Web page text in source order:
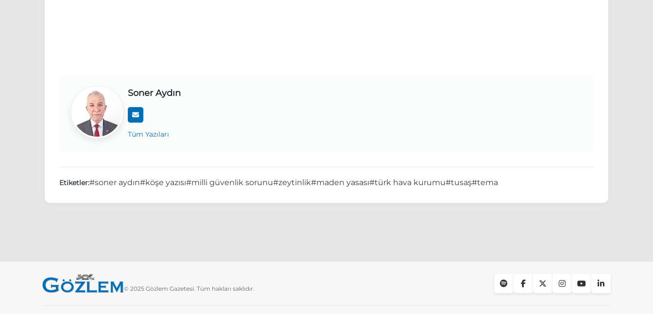
Soner Aydın
Tüm Yazıları
Etiketler:#soner aydın#köşe yazısı#milli güvenlik sorunu#zeytinlik#maden yasası#türk hava kurumu#tusaş#tema
© 2025 Gözlem Gazetesi. Tüm hakları saklıdır.